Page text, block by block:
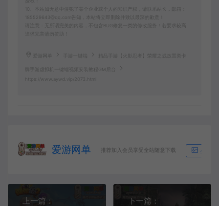
10、本站如无意中侵犯了某个企业或个人的知识产权，请联系站长，邮箱：
185529643@qq.com告知，本站将立即删除并致以最深的歉意！
请注意：无所谓完美的内容，不包含BUG修复一类的修改服务！若要求较高
追求完美请勿赞助！
爱游网单 手游一键端 精品手游【火影忍者】荣耀之战放置类卡
牌手游虚拟机一键端视频安装教程GM后台
https://www.aywd.vip/2073.html
爱游网单 推荐加入会员享受全站随意下载 生成海
上一篇：
下一篇：